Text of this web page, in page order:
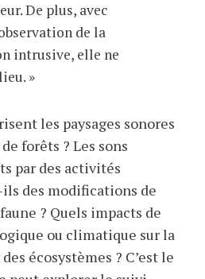
De plus, avec
de la
intrusive, elle ne
»
les paysages sonores
forêts ? Les sons
par des activités
des modifications de
? Quels impacts de
ou climatique sur la
écosystèmes ? C’est le